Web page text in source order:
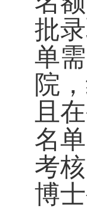
批
单
院
且
名
考
博